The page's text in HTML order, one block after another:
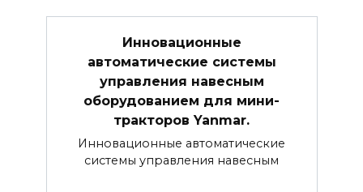
Инновационные
автоматические системы
управления навесным
оборудованием для мини-
тракторов Yanmar.
Инновационные автоматические
системы управления навесным